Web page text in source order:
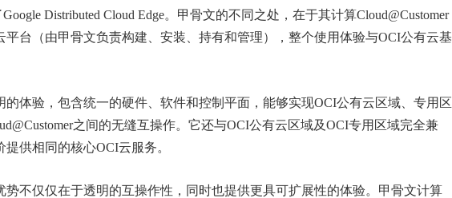
Distributed Cloud Edge。甲骨文的不同之处，在于其计算Cloud@Customer
平台（由甲骨文负责构建、安装、持有和管理），整个使用体验与OCI公有云基
验，包含统一的硬件、软件和控制平面，能够实现OCI公有云区域、专用区
之间的无缝互操作。它还与OCI公有云区域及OCI专用区域完全兼
供相同的核心OCI云服务。
仅仅在于透明的互操作性，同时也提供更具可扩展性的体验。甲骨文计算